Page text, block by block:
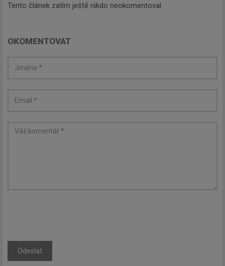
Tento článek zatím ještě nikdo neokomentoval.
OKOMENTOVAT
Odeslat